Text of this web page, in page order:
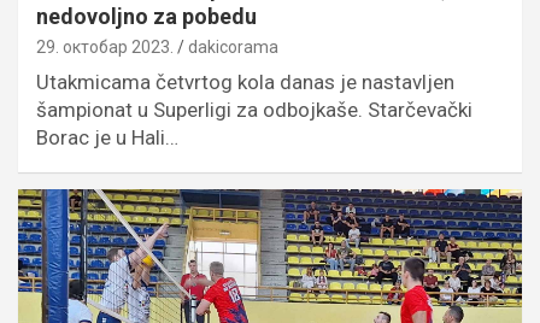
nedovoljno za pobedu
29. октобар 2023. dakicorama
Utakmicama četvrtog kola danas je nastavljen
šampionat u Superligi za odbojkaše. Starčevački
Borac je u Hali…